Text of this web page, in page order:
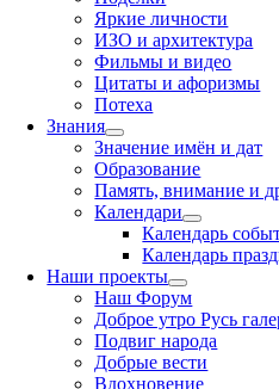
Яркие личности
ИЗО и архитектура
Фильмы и видео
Цитаты и афоризмы
Потеха
Знания
Значение имён и дат
Образование
Память, внимание и
Календари
Календарь
Календарь
Наши проекты
Наш Форум
Доброе утро Русь
Подвиг народа
Добрые вести
Вдохновение